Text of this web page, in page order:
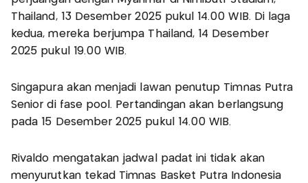
Thailand, 13 Desember 2025 pukul 14.00 WIB. Di laga
kedua, mereka berjumpa Thailand, 14 Desember
2025 pukul 19.00 WIB.
Singapura akan menjadi lawan penutup Timnas Putra
Senior di fase pool. Pertandingan akan berlangsung
pada 15 Desember 2025 pukul 14.00 WIB.
Rivaldo mengatakan jadwal padat ini tidak akan
menyurutkan tekad Timnas Basket Putra Indonesia